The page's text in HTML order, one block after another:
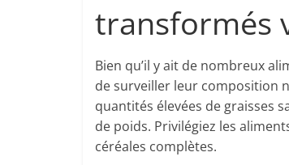
transformés
Bien qu’il y ait de nombreux
de surveiller leur composition
quantités élevées de graisses
de poids. Privilégiez les
céréales complètes.